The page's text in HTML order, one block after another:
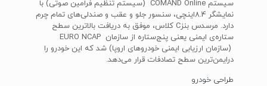
سیستم COMAND Online (سیستم تنظیم فرامین صوتی) با
نمایشگر 8.4اینچی، سنسور جلو و عقب و صندلی‌های تمام چرم
دارد. مرسدس بنزC کلاس، موفق به دریافت بالاترین سطح
ستاره‌ی ایمنی یعنی پنج‌ستاره از سازمان EURO NCAP
(سازمان ارزیابی ایمنی خودروهای اروپا) شد که این خودرو را
درایمن‌ترین سطح تصادفات قرار می‌دهد.
طراحی خودرو